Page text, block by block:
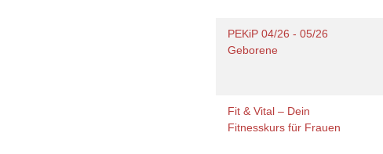
PEKiP 04/26 - 05/26
Geborene
Fit & Vital – Dein
Fitnesskurs für Frauen